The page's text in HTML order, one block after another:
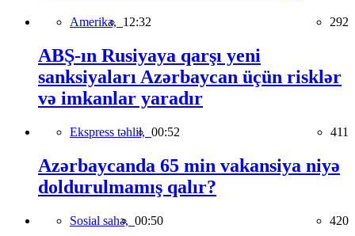
Amerika, 12:32 292
ABŞ-ın Rusiyaya qarşı yeni
sanksiyaları Azərbaycan üçün risklər
və imkanlar yaradır
Ekspress təhlil, 00:52 411
Azərbaycanda 65 min vakansiya niyə
doldurulmamış qalır?
Sosial sahə, 00:50 420